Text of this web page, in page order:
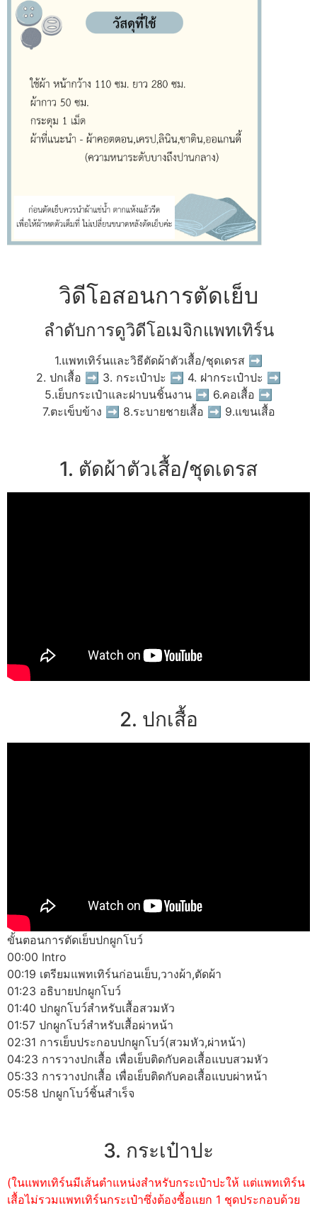
วิดีโอสอนการตัดเย็บ
ลำดับการดูวิดีโอเมจิกแพทเทิร์น
1.แพทเทิร์นและวิธีตัดผ้าตัวเสื้อ/ชุดเดรส ➡
2. ปกเสื้อ ➡ 3. กระเป๋าปะ ➡ 4. ฝากระเป๋าปะ ➡
5.เย็บกระเป๋าและฝาบนชิ้นงาน ➡ 6.คอเสื้อ ➡
7.ตะเข็บข้าง ➡ 8.ระบายชายเสื้อ ➡ 9.แขนเสื้อ
1. ตัดผ้าตัวเสื้อ/ชุดเดรส
2. ปกเสื้อ
ขั้นตอนการตัดเย็บปกผูกโบว์
00:00 Intro
00:19 เตรียมแพทเทิร์นก่อนเย็บ,วางผ้า,ตัดผ้า
01:23 อธิบายปกผูกโบว์
01:40 ปกผูกโบว์สำหรับเสื้อสวมหัว
01:57 ปกผูกโบว์สำหรับเสื้อผ่าหน้า
02:31 การเย็บประกอบปกผูกโบว์(สวมหัว,ผ่าหน้า)
04:23 การวางปกเสื้อ เพื่อเย็บติดกับคอเสื้อแบบสวมหัว
05:33 การวางปกเสื้อ เพื่อเย็บติดกับคอเสื้อแบบผ่าหน้า
05:58 ปกผูกโบว์ชิ้นสำเร็จ
3. กระเป๋าปะ
(ในแพทเทิร์นมีเส้นตำแหน่งสำหรับกระเป๋าปะให้ แต่แพทเทิร์น
เสื้อไม่รวมแพทเทิร์นกระเป๋าซึ่งต้องซื้อแยก 1 ชุดประกอบด้วย